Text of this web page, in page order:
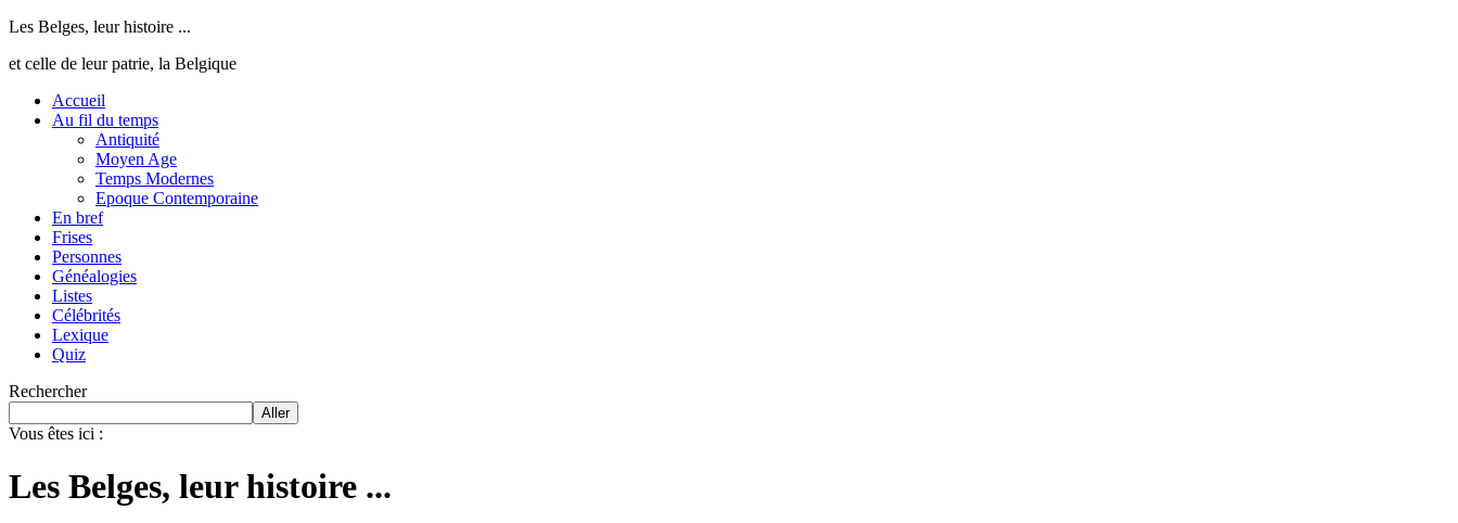
Les Belges, leur histoire ...
et celle de leur patrie, la Belgique
Accueil
Au fil du temps
Antiquité
Moyen Age
Temps Modernes
Epoque Contemporaine
En bref
Frises
Personnes
Généalogies
Listes
Célébrités
Lexique
Quiz
Rechercher
Aller
Vous êtes ici :
Les Belges, leur histoire ...